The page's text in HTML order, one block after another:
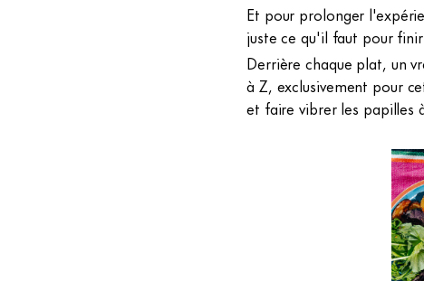
Et pour prolonger
juste ce qu'il faut pour
Derrière chaque plat, un
à Z, exclusivement pour
et faire vibrer les papilles